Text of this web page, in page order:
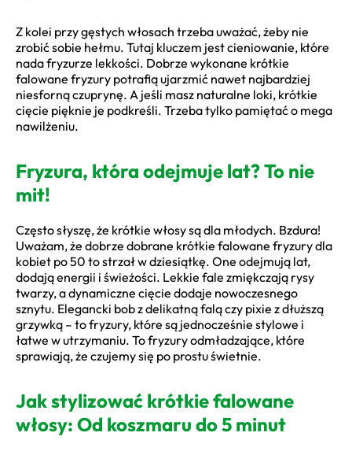
Z kolei przy gęstych włosach trzeba uważać, żeby nie
zrobić sobie hełmu. Tutaj kluczem jest cieniowanie, które
nada fryzurze lekkości. Dobrze wykonane krótkie
falowane fryzury potrafią ujarzmić nawet najbardziej
niesforną czuprynę. A jeśli masz naturalne loki, krótkie
cięcie pięknie je podkreśli. Trzeba tylko pamiętać o mega
nawilżeniu.
Fryzura, która odejmuje lat? To nie
mit!
Często słyszę, że krótkie włosy są dla młodych. Bzdura!
Uważam, że dobrze dobrane krótkie falowane fryzury dla
kobiet po 50 to strzał w dziesiątkę. One odejmują lat,
dodają energii i świeżości. Lekkie fale zmiękczają rysy
twarzy, a dynamiczne cięcie dodaje nowoczesnego
sznytu. Elegancki bob z delikatną falą czy pixie z dłuższą
grzywką – to fryzury, które są jednocześnie stylowe i
łatwe w utrzymaniu. To fryzury odmładzające, które
sprawiają, że czujemy się po prostu świetnie.
Jak stylizować krótkie falowane
włosy: Od koszmaru do 5 minut